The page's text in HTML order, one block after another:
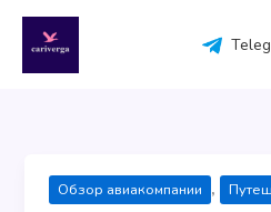
содержимому
Обзор авиакомпании ,